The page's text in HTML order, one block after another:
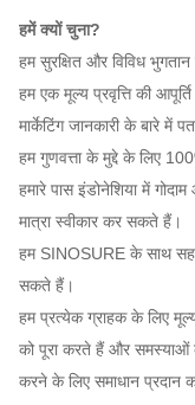
हमें क्यों चुना?
हम सुरक्षित और विविध
हम एक मूल्य प्रवृत्ति की
मार्केटिंग जानकारी के बारे में
हम गुणवत्ता के मुद्दे के लिए
हमारे पास इंडोनेशिया में
मात्रा स्वीकार कर सकते हैं।
हम SINOSURE के साथ
सकते हैं।
हम प्रत्येक ग्राहक के लिए
को पूरा करते हैं और समस्याओं
करने के लिए समाधान प्रदान